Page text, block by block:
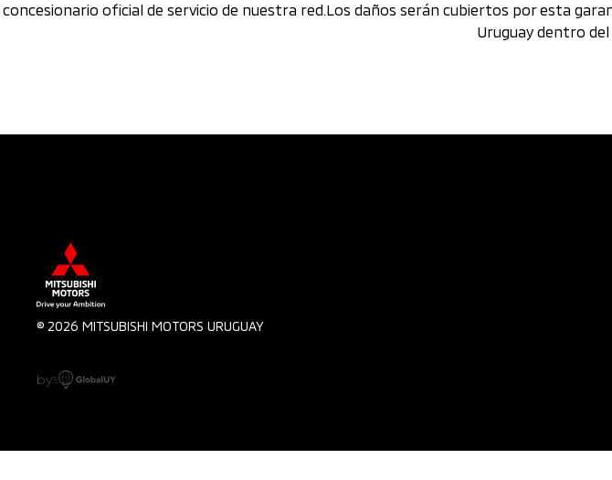
concesionario oficial de servicio de nuestra red.Los daños serán cubiertos por esta
Uruguay dentro
© 2026 MITSUBISHI MOTORS URUGUAY
by